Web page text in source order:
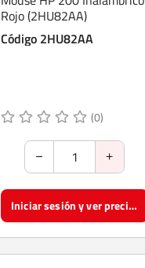
Rojo (2HU82AA)
Código 2HU82AA
(0)
Iniciar sesión y ver precios